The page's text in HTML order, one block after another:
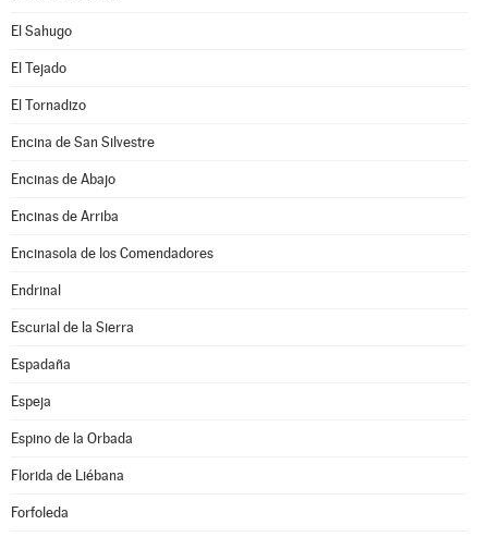
El Sahugo
El Tejado
El Tornadizo
Encina de San Silvestre
Encinas de Abajo
Encinas de Arriba
Encinasola de los Comendadores
Endrinal
Escurial de la Sierra
Espadaña
Espeja
Espino de la Orbada
Florida de Liébana
Forfoleda